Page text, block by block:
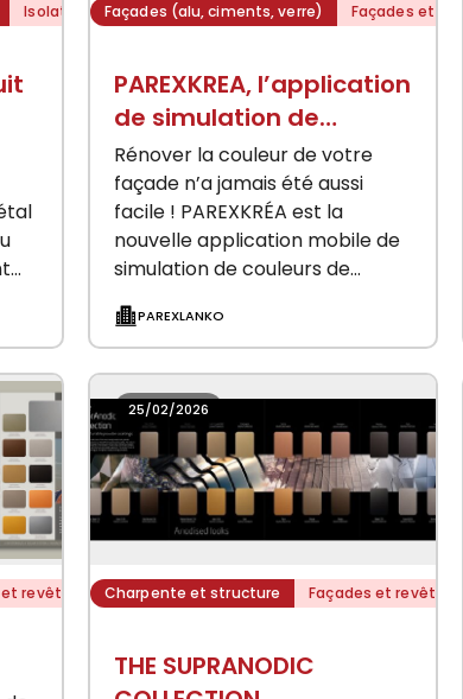
Isolation thermique par l'extérieur
Façades (alu, ciments, verre) Façades et
PAREXKREA, l’application
de simulation de
couleurs de façade
signée PAREXLANKO
Rénover la couleur de votre
façade n’a jamais été aussi
facile ! PAREXKRÉA est la
nouvelle application mobile de
simulation de couleurs de
signée PAREXLANKO. Conçue
pour inspirer et accompagner
professionnels…
PAREXLANKO
et revêtements extérieurs
25/02/2026
Charpente et structure Façades et
THE SUPRANODIC